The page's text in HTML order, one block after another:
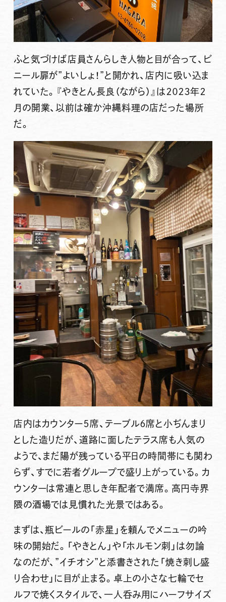
ふと気づけば店員さんらしき人物と目が合って、ビ
ニール扉が”よいしょ！”と開かれ、店内に吸い込ま
れていた。『やきとん長良（ながら）』は２０２３年２
月の開業、以前は確か沖縄料理の店だった場所
だ。
店内はカウンター５席、テーブル６席と小ぢんまり
とした造りだが、道路に面したテラス席も人気の
ようで、まだ陽が残っている平日の時間帯にも関わ
らず、すでに若者グループで盛り上がっている。カ
ウンターは常連と思しき年配者で満席。高円寺界
隈の酒場では見慣れた光景ではある。
まずは、瓶ビールの「赤星」を頼んでメニューの吟
味の開始だ。「やきとん」や「ホルモン刺」は勿論
なのだが、”イチオシ”と添書きされた「焼き刺し盛
り合わせ」に目が止まる。卓上の小さな七輪でセ
ルフで焼くスタイルで、一人呑み用にハーフサイズ